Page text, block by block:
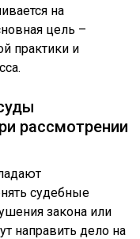
на
цель –
практики и
рассмотрении
судебные
закона или
направить дело на